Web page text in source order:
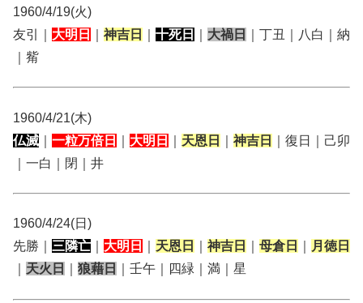
1960/4/19(火)
友引｜ 大明日 神吉日 十死日 大禍日
｜丁丑｜八白｜納
｜觜
1960/4/21(木)
仏滅
一粒万倍日 大明日 天恩日 神吉日
｜復日｜己卯
｜一白｜閉｜井
1960/4/24(日)
先勝｜ 三隣亡 大明日 天恩日 神吉日 母倉日
月徳日
天火日 狼藉日 ｜壬午｜四緑｜満｜星